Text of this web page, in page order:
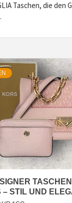
Taschen, die den
– STIL UND